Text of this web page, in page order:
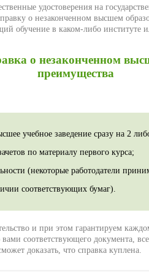
удостоверения на
о незаконченном высшем
обучение в каком-либо институте
о незаконченном
преимущества
учебное заведение сразу на 2
по материалу первого курса;
(некоторые работодатели
соответствующих бумаг).
и при этом гарантируем
соответствующего документа,
доказать, что справка куплена.